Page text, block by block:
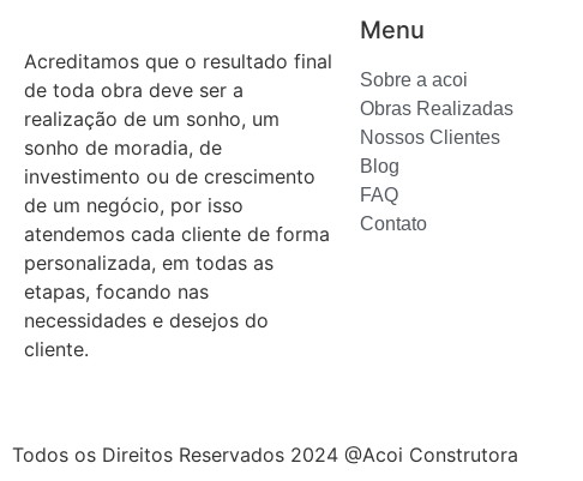
Acreditamos que o resultado final
de toda obra deve ser a
realização de um sonho, um
sonho de moradia, de
investimento ou de crescimento
de um negócio, por isso
atendemos cada cliente de forma
personalizada, em todas as
etapas, focando nas
necessidades e desejos do
cliente.
Menu
Sobre a acoi
Obras Realizadas
Nossos Clientes
Blog
FAQ
Contato
Todos os Direitos Reservados 2024 @Acoi Construtora